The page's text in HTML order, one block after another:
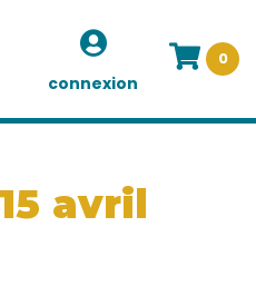
connexion
0
avril